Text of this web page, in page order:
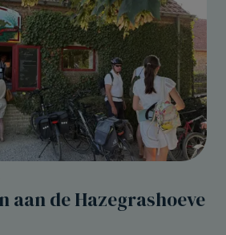
aan de Hazegrashoeve